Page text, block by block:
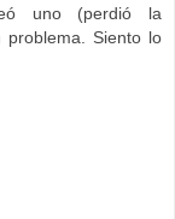
uno (perdió la
Siento lo